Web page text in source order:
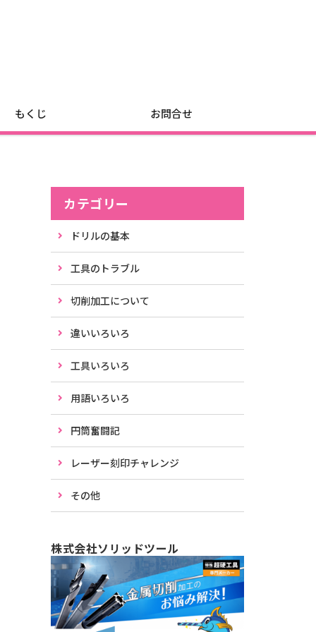
もくじ お問合せ
カテゴリー
ドリルの基本
工具のトラブル
切削加工について
違いいろいろ
工具いろいろ
用語いろいろ
円筒奮闘記
レーザー刻印チャレンジ
その他
株式会社ソリッドツール